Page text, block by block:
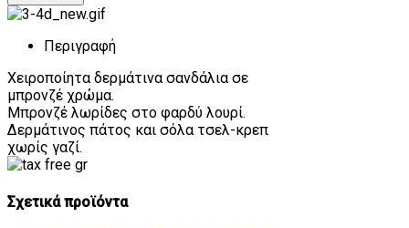
Περιγραφή
Χειροποίητα δερμάτινα σανδάλια σε
μπρονζέ χρώμα.
Μπρονζέ λωρίδες στο φαρδύ λουρί.
Δερμάτινος πάτος και σόλα τσελ-κρεπ
χωρίς γαζί.
Σχετικά προϊόντα